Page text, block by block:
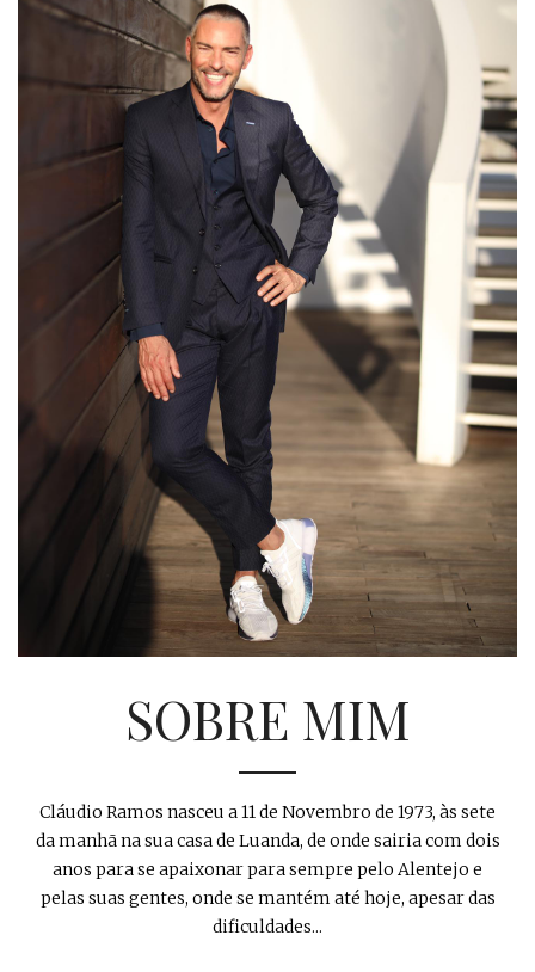
SOBRE MIM
Cláudio Ramos nasceu a 11 de Novembro de 1973, às sete
da manhã na sua casa de Luanda, de onde sairia com dois
anos para se apaixonar para sempre pelo Alentejo e
pelas suas gentes, onde se mantém até hoje, apesar das
dificuldades...